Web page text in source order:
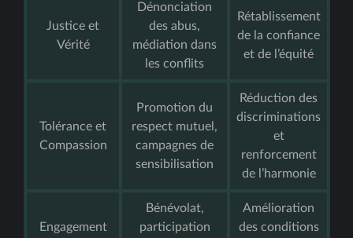
Justice et
Vérité
Dénonciation
des abus,
médiation dans
les conflits
Rétablissement
de la confiance
et de l’équité
Tolérance et
Compassion
Promotion du
respect mutuel,
campagnes de
sensibilisation
Réduction des
discriminations
et
renforcement
de l’harmonie
Engagement
Bénévolat,
participation
Amélioration
des conditions